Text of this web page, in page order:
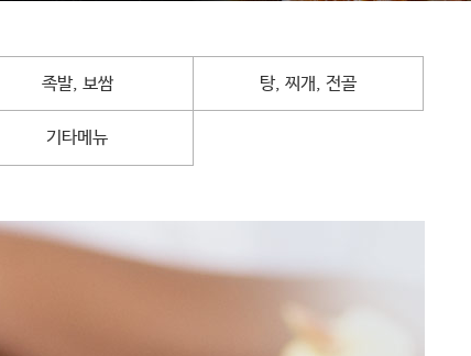
족발, 보쌈 탕, 찌개, 전골
기타메뉴